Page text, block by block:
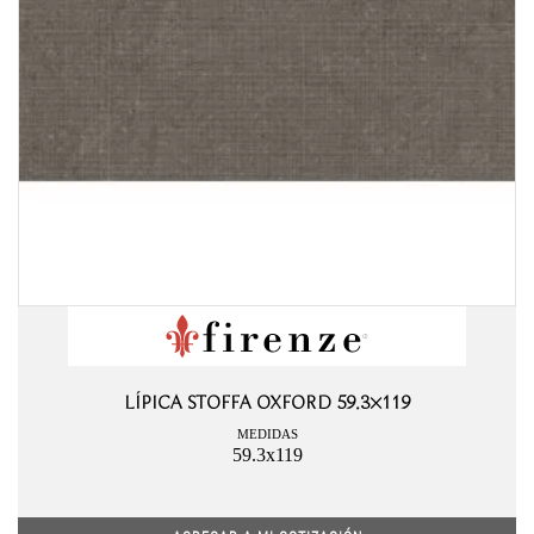
LÍPICA STOFFA OXFORD 59.3×119
MEDIDAS
59.3x119